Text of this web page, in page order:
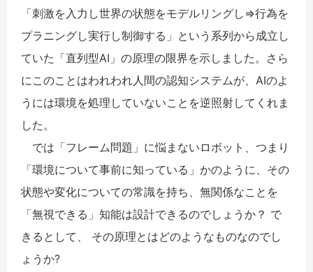
「刺激を入力し世界の状態をモデルリングし⇒行為を
プラニングし実行し制御する」という系列から成立し
ていた「直列型AI」の原理の限界を示しました。さら
にこのことはわれわれ人間の認知システムが、AIのよ
うには環境を処理していないことを逆照射してくれま
した。
では「フレーム問題」に悩まないロボット、つまり
「環境について事前に知っている」かのように、その
状態や変化についての常識を持ち、無関係なことを
「無視できる」知能は設計できるのでしょうか？ で
きるとして、 その原理とはどのようなものなのでし
ょうか?